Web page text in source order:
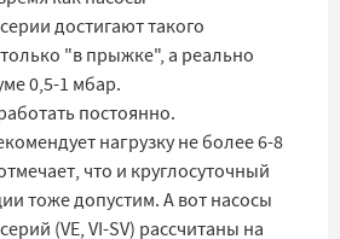
достигают такого
"в прыжке", а реально
0,5-1 мбар.
постоянно.
нагрузку не более 6-8
что и круглосуточный
тоже допустим. А вот насосы
(VE, VI-SV) рассчитаны на